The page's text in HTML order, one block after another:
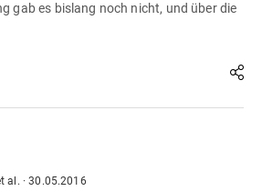
gab es bislang noch nicht, und über die
al. ·30.05.2016